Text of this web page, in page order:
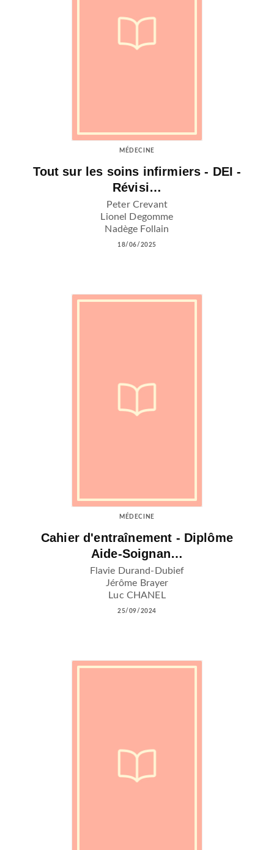
MÉDECINE
Tout sur les soins infirmiers - DEI -
Révisi…
Peter Crevant
Lionel Degomme
Nadège Follain
18/06/2025
MÉDECINE
Cahier d'entraînement - Diplôme
Aide-Soignan…
Flavie Durand-Dubief
Jérôme Brayer
Luc CHANEL
25/09/2024